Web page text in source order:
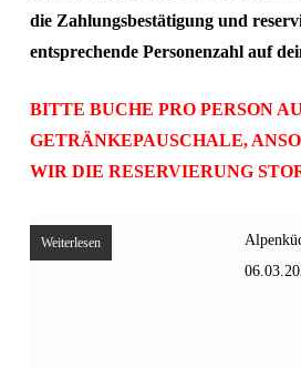
die Zahlungsbestätigung und
entsprechende Personenzahl auf
BITTE BUCHE PRO PERSON
GETRÄNKEPAUSCHALE,
WIR DIE RESERVIERUNG
Weiterlesen